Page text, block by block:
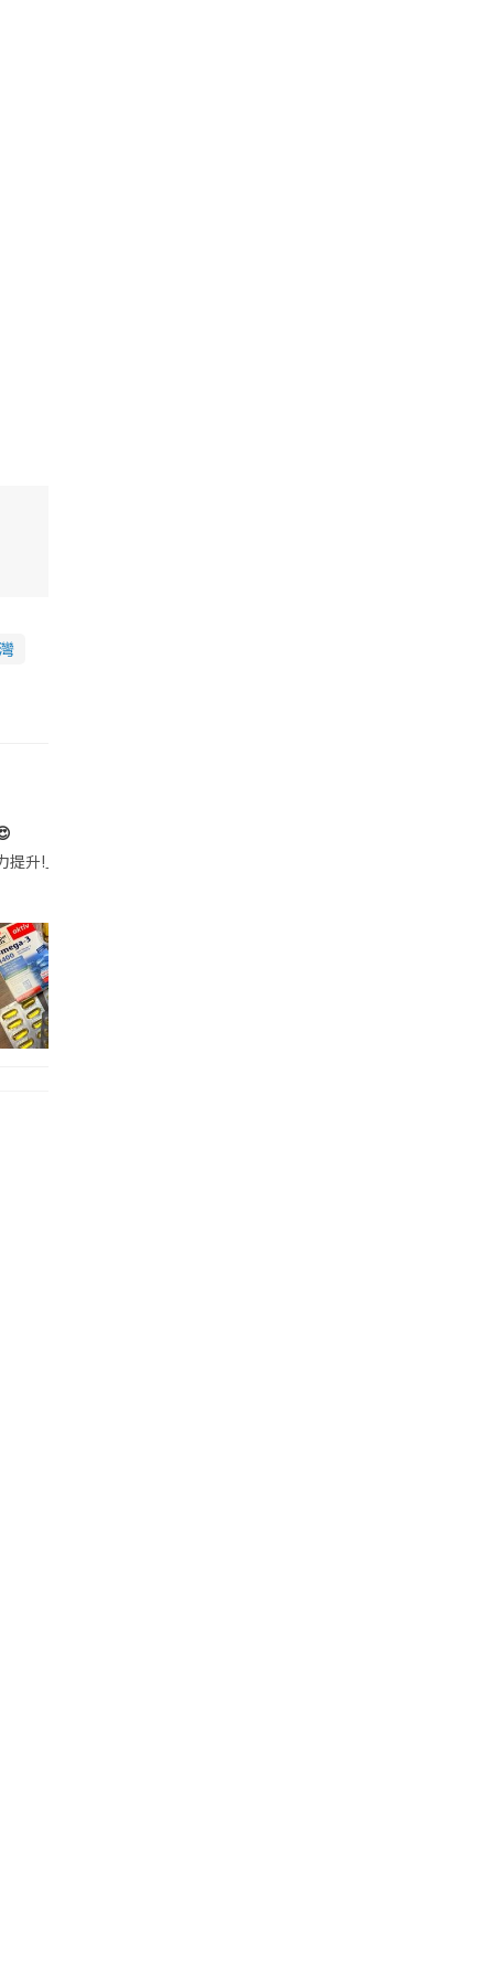
帶的行動電源機身已標示「10000mAh」，卻仍被要求當場丟
提升!｣ 長時間對住電腦､剪片寫稿,成日覺得眼睛乾澀､腦袋好似｢斷